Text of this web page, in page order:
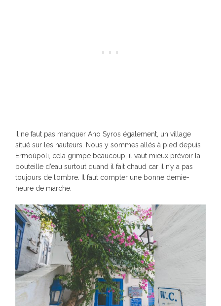
Il ne faut pas manquer Ano Syros également, un village
situé sur les hauteurs. Nous y sommes allés à pied depuis
Ermoúpoli, cela grimpe beaucoup, il vaut mieux prévoir la
bouteille d’eau surtout quand il fait chaud car il n’y a pas
toujours de l’ombre. Il faut compter une bonne demie-
heure de marche.